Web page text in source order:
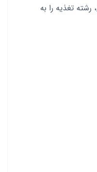
، رشته تغذیه را به